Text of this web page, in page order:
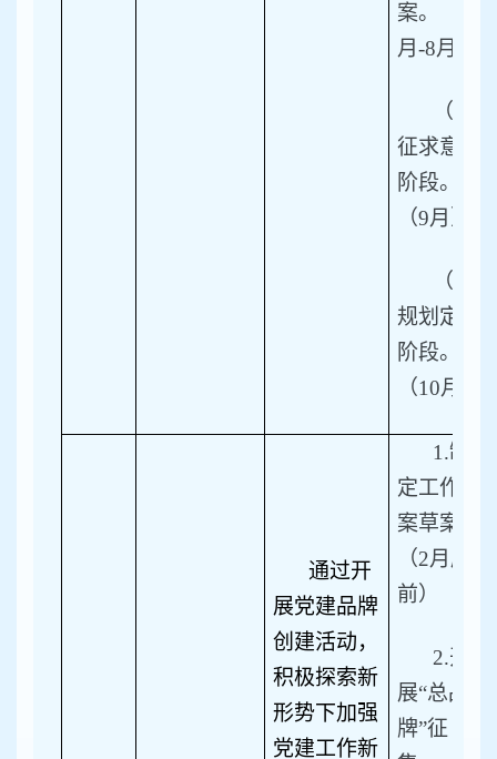
案。（6
月-8月）
（3）
征求意见
阶段。
（9月）
（4）
规划定稿
阶段。
（10月）
通过开
展党建品牌
创建活动，
积极探索新
形势下加强
党建工作新
1.制
定工作方
案草案。
（2月底
前）
2.开
展“总品
牌”征